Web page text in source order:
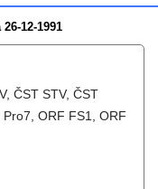
12-1991
ČST STV, ČST
ORF FS1, ORF